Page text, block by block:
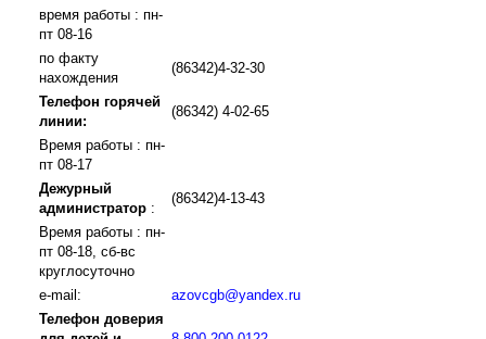
время работы : пн-
пт 08-16
по факту
нахождения
(86342)4-32-30
Телефон горячей
линии:
(86342) 4-02-65
Время работы : пн-
пт 08-17
Дежурный
администратор :
(86342)4-13-43
Время работы : пн-
пт 08-18, сб-вс
круглосуточно
e-mail:
azovcgb@yandex.ru
Телефон доверия